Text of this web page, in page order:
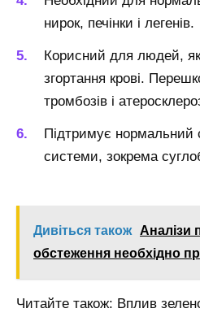
нирок, печінки і легенів.
Корисний для людей,
згортання крові.
тромбозів і
Підтримує нормальний
системи, зокрема
Дивіться також
Аналізи
обстеження необхідно
Читайте також: Вплив